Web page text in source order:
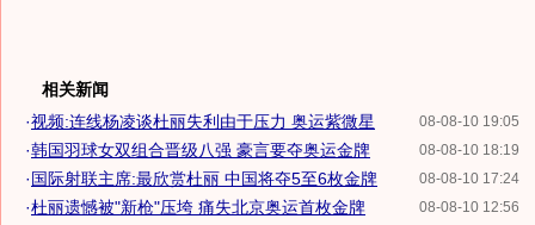
相关新闻
08-08-10 19:05
·视频:连线杨凌谈杜丽失利由于压力 奥运紫微星
08-08-10 18:19
·韩国羽球女双组合晋级八强 豪言要夺奥运金牌
08-08-10 17:24
·国际射联主席:最欣赏杜丽 中国将夺5至6枚金牌
08-08-10 12:56
·杜丽遗憾被"新枪"压垮 痛失北京奥运首枚金牌